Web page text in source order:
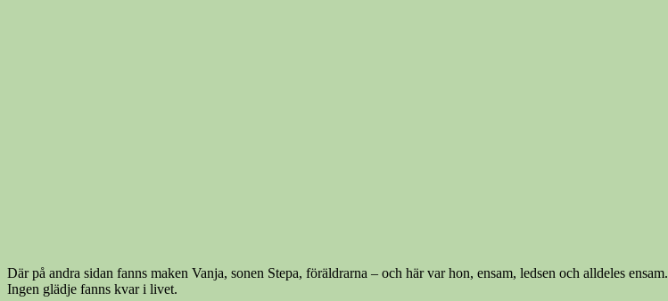
Där på andra sidan fanns maken Vanja, sonen Stepa, föräldrarna – och här var hon, ensam, ledsen och alldeles ensam.
Ingen glädje fanns kvar i livet.